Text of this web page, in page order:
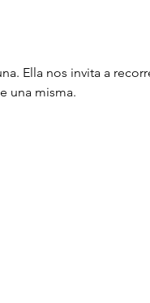
Ella nos invita a
una misma.